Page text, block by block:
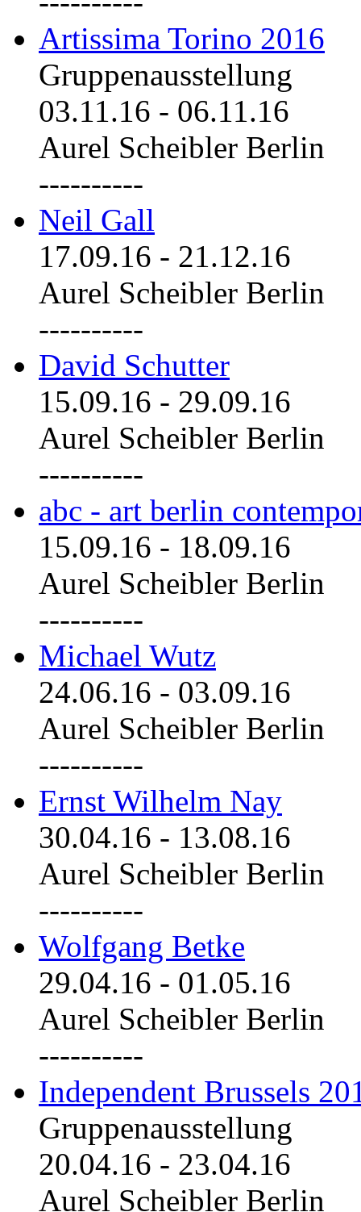
Artissima Torino 2016
Gruppenausstellung
03.11.16 - 06.11.16
Aurel Scheibler Berlin
----------
Neil Gall
17.09.16 - 21.12.16
Aurel Scheibler Berlin
----------
David Schutter
15.09.16 - 29.09.16
Aurel Scheibler Berlin
----------
abc - art berlin
15.09.16 - 18.09.16
Aurel Scheibler Berlin
----------
Michael Wutz
24.06.16 - 03.09.16
Aurel Scheibler Berlin
----------
Ernst Wilhelm Nay
30.04.16 - 13.08.16
Aurel Scheibler Berlin
----------
Wolfgang Betke
29.04.16 - 01.05.16
Aurel Scheibler Berlin
----------
Independent Brussels
Gruppenausstellung
20.04.16 - 23.04.16
Aurel Scheibler Berlin